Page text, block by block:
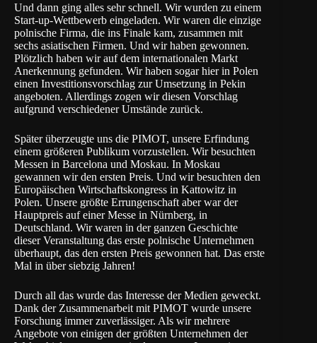
Und dann ging alles sehr schnell. Wir wurden zu einem
Start-up-Wettbewerb eingeladen. Wir waren die einzige
polnische Firma, die ins Finale kam, zusammen mit
sechs asiatischen Firmen. Und wir haben gewonnen.
Plötzlich haben wir auf dem internationalen Markt
Anerkennung gefunden. Wir haben sogar hier in Polen
einen Investitionsvorschlag zur Umsetzung in Pekin
angeboten. Allerdings zogen wir diesen Vorschlag
aufgrund verschiedener Umstände zurück.
Später überzeugte uns die PIMOT, unsere Erfindung
einem größeren Publikum vorzustellen. Wir besuchten
Messen in Barcelona und Moskau. In Moskau
gewannen wir den ersten Preis. Und wir besuchten den
Europäischen Wirtschaftskongress in Kattowitz in
Polen. Unsere größte Errungenschaft aber war der
Hauptpreis auf einer Messe in Nürnberg, in
Deutschland. Wir waren in der ganzen Geschichte
dieser Veranstaltung das erste polnische Unternehmen
überhaupt, das den ersten Preis gewonnen hat. Das erste
Mal in über siebzig Jahren!
Durch all das wurde das Interesse der Medien geweckt.
Dank der Zusammenarbeit mit PIMOT wurde unsere
Forschung immer zuverlässiger. Als wir mehrere
Angebote von einigen der größten Unternehmen der